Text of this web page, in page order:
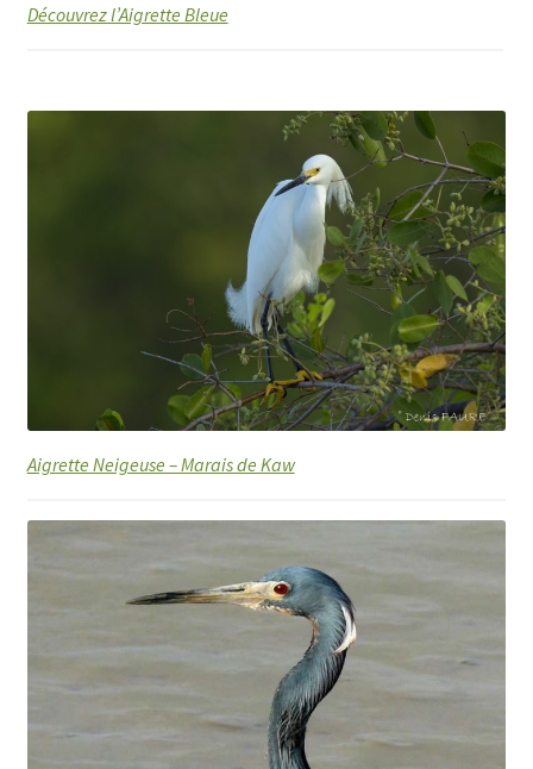
Découvrez l’Aigrette Bleue
Aigrette Neigeuse – Marais de Kaw